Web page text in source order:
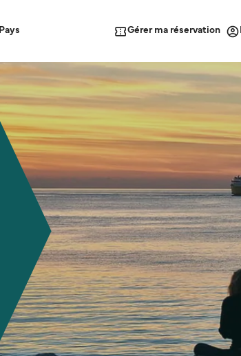
Pays Gérer ma réservation